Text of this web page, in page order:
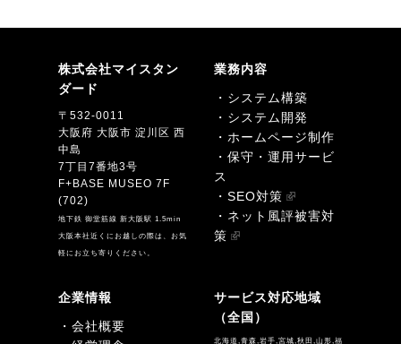
株式会社マイスタン
ダード
〒532-0011
大阪府 大阪市 淀川区 西
中島
7丁目7番地3号
F+BASE MUSEO 7F
(702)
地下鉄 御堂筋線 新大阪駅 1.5min
大阪本社近くにお越しの際は、お気
軽にお立ち寄りください。
業務内容
・システム構築
・システム開発
・ホームページ制作
・保守・運用サービ
ス
・SEO対策
・ネット風評被害対
策
企業情報
・会社概要
サービス対応地域
（全国）
北海道,青森,岩手,宮城,秋田,山形,福